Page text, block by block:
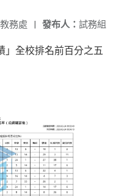
發布人： 試務組
教務處 |
」全校排名前百分之五